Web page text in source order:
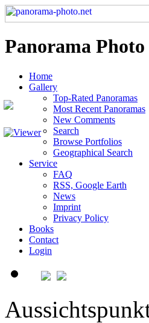
Panorama Photo
Home
Gallery
Top-Rated Panoramas
Most Recent Panoramas
New Comments
Search
Browse Portfolios
Geographical Search
Service
FAQ
RSS, Google Earth
News
Imprint
Privacy Policy
Books
Contact
Login